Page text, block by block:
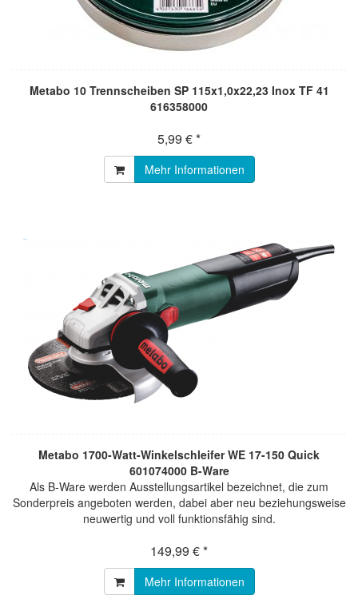
Metabo 10 Trennscheiben SP 115x1,0x22,23 Inox TF 41
616358000
5,99 € *
Mehr Informationen
Metabo 1700-Watt-Winkelschleifer WE 17-150 Quick
601074000 B-Ware
Als B-Ware werden Ausstellungsartikel bezeichnet, die zum
Sonderpreis angeboten werden, dabei aber neu beziehungsweise
neuwertig und voll funktionsfähig sind.
149,99 € *
Mehr Informationen